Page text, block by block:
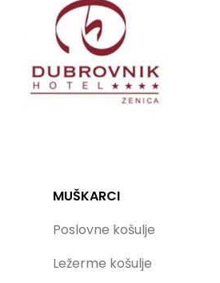
MUŠKARCI
Poslovne košulje
Ležerme košulje